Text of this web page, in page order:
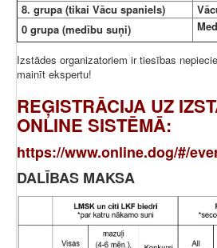
8. grupa (tikai Vācu spaniels)
0 grupa (medību suņi)
Izstādes organizatoriem ir tiesības
mainīt ekspertu!
REĢISTRĀCIJA UZ
ONLINE SISTĒMĀ:
https://www.online.dog/#/
DALĪBAS MAKSA